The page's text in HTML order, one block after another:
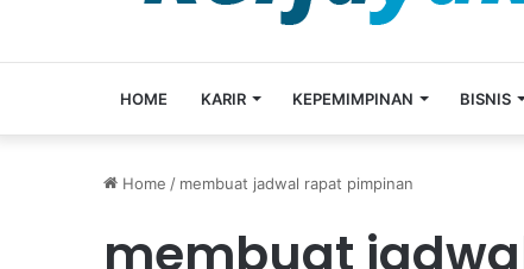
HOME KARIR KEPEMIMPINAN BISNIS
Home / membuat jadwal rapat pimpinan
membuat